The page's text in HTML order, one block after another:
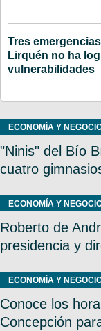
Tres
Lirquén no ha
vulnerabilidades
ECONOMÍA Y
"Ninis" del Bío
cuatro
ECONOMÍA Y
Roberto de
presidencia y
ECONOMÍA Y
Conoce los
Concepción